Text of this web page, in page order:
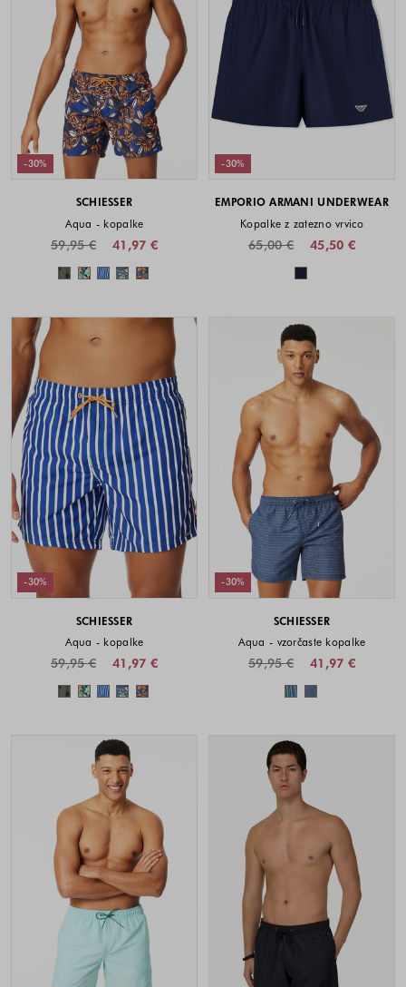
-30%
SCHIESSER
Aqua - kopalke
41,97 €
59,95 €
Barve na voljo
-30%
EMPORIO ARMANI UNDERWEAR
Kopalke z zatezno vrvico
45,50 €
65,00 €
Barve na voljo
-30%
SCHIESSER
Aqua - kopalke
41,97 €
59,95 €
Barve na voljo
-30%
SCHIESSER
Aqua - vzorčaste kopalke
41,97 €
59,95 €
Barve na voljo